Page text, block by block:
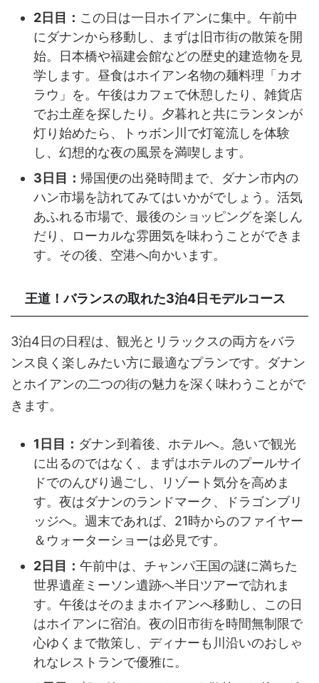
2日目： この日は一日ホイアンに集中。午前中
にダナンから移動し、まずは旧市街の散策を開
始。日本橋や福建会館などの歴史的建造物を見
学します。昼食はホイアン名物の麺料理「カオ
ラウ」を。午後はカフェで休憩したり、雑貨店
でお土産を探したり。夕暮れと共にランタンが
灯り始めたら、トゥボン川で灯篭流しを体験
し、幻想的な夜の風景を満喫します。
3日目： 帰国便の出発時間まで、ダナン市内の
ハン市場を訪れてみてはいかがでしょう。活気
あふれる市場で、最後のショッピングを楽しん
だり、ローカルな雰囲気を味わうことができま
す。その後、空港へ向かいます。
王道！バランスの取れた3泊4日モデルコース
3泊4日の日程は、観光とリラックスの両方をバラ
ンス良く楽しみたい方に最適なプランです。ダナン
とホイアンの二つの街の魅力を深く味わうことがで
きます。
1日目： ダナン到着後、ホテルへ。急いで観光
に出るのではなく、まずはホテルのプールサイ
ドでのんびり過ごし、リゾート気分を高めま
す。夜はダナンのランドマーク、ドラゴンブリ
ッジへ。週末であれば、21時からのファイヤー
＆ウォーターショーは必見です。
2日目： 午前中は、チャンパ王国の謎に満ちた
世界遺産ミーソン遺跡へ半日ツアーで訪れま
す。午後はそのままホイアンへ移動し、この日
はホイアンに宿泊。夜の旧市街を時間無制限で
心ゆくまで散策し、ディナーも川沿いのおしゃ
れなレストランで優雅に。